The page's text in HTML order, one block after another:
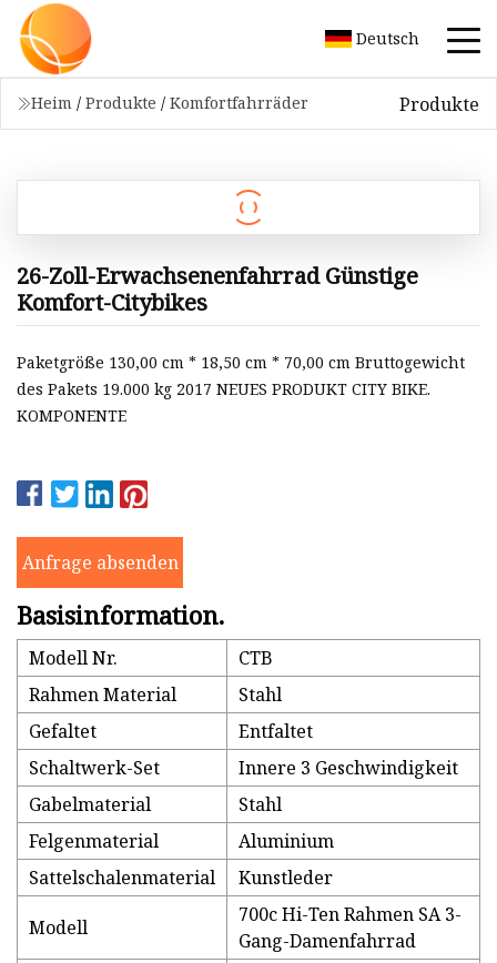
Deutsch
Heim / Produkte / Komfortfahrräder Produkte
26-Zoll-Erwachsenenfahrrad Günstige
Komfort-Citybikes
Paketgröße 130,00 cm * 18,50 cm * 70,00 cm Bruttogewicht
des Pakets 19.000 kg 2017 NEUES PRODUKT CITY BIKE.
KOMPONENTE
Anfrage absenden
Basisinformation.
Modell Nr.
CTB
Rahmen Material
Stahl
Gefaltet
Entfaltet
Schaltwerk-Set
Innere 3 Geschwindigkeit
Gabelmaterial
Stahl
Felgenmaterial
Aluminium
Sattelschalenmaterial
Kunstleder
Modell
700c Hi-Ten Rahmen SA 3-
Gang-Damenfahrrad